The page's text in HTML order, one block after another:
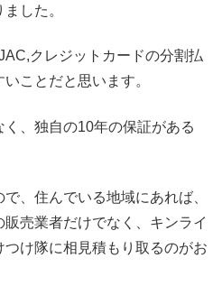
した。
クレジットカードの分割払
ことだと思います。
、独自の10年の保証がある
、住んでいる地域にあれば、
売業者だけでなく、キンライ
け隊に相見積もり取るのがお